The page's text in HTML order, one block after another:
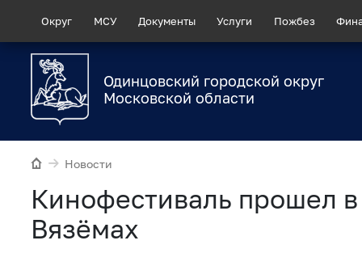
Округ МСУ Документы Услуги Пожбез
Одинцовский городской округ
Московской области
Новости
Кинофестиваль прошел
Вязёмах